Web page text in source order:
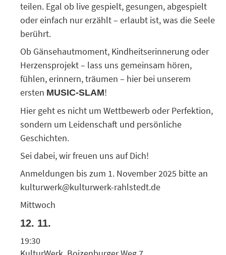
teilen. Egal ob live gespielt, gesungen, abgespielt
oder einfach nur erzählt – erlaubt ist, was die Seele
berührt.
Ob Gänsehautmoment, Kindheitserinnerung oder
Herzensprojekt – lass uns gemeinsam hören,
fühlen, erinnern, träumen – hier bei unserem
ersten MUSIC-SLAM!
Hier geht es nicht um Wettbewerb oder Perfektion,
sondern um Leidenschaft und persönliche
Geschichten.
Sei dabei, wir freuen uns auf Dich!
Anmeldungen bis zum 1. November 2025 bitte an
kulturwerk@kulturwerk-rahlstedt.de
Mittwoch
12. 11.
19:30